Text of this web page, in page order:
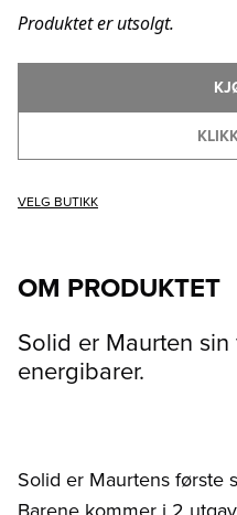
Produktet er utsolgt.
VELG BUTIKK
OM PRODUKTET
Solid er Maurten
energibarer.
Solid er Maurtens første